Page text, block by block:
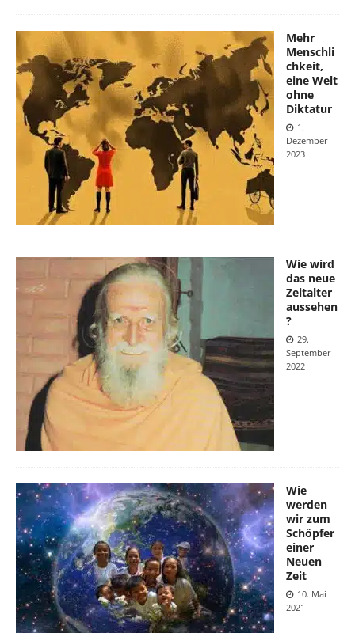
Mehr
Menschli
chkeit,
eine Welt
ohne
Diktatur
1.
Dezember
2023
Wie wird
das neue
Zeitalter
aussehen
?
29.
September
2022
Wie
werden
wir zum
Schöpfer
einer
Neuen
Zeit
10. Mai
2021